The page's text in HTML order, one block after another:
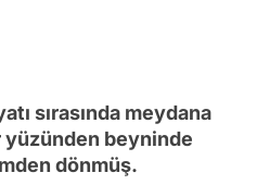
sırasında meydana
beyninde
dönmüş.